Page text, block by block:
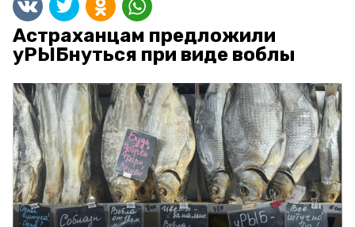
Астраханцам предложили
уРЫБнуться при виде воблы